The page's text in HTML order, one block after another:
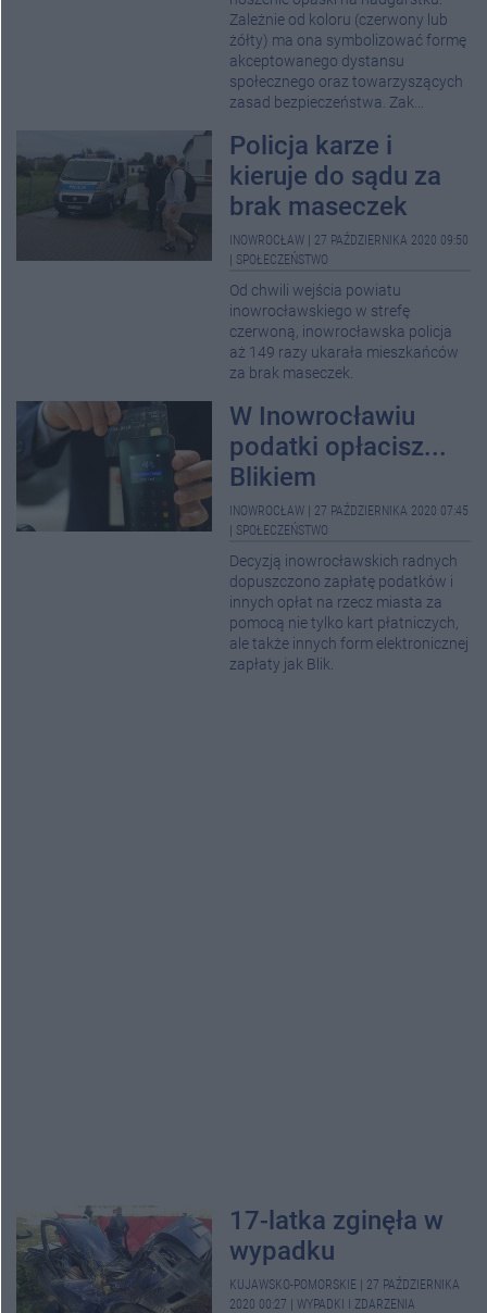
Zależnie od koloru (czerwony lub
żółty) ma ona symbolizować formę
akceptowanego dystansu
społecznego oraz towarzyszących
zasad bezpieczeństwa. Zak...
Policja karze i
kieruje do sądu za
brak maseczek
INOWROCŁAW
27 PAŹDZIERNIKA 2020 09:50
SPOŁECZEŃSTWO
Od chwili wejścia powiatu
inowrocławskiego w strefę
czerwoną, inowrocławska policja
aż 149 razy ukarała mieszkańców
za brak maseczek.
W Inowrocławiu
podatki opłacisz...
Blikiem
INOWROCŁAW
27 PAŹDZIERNIKA 2020 07:45
SPOŁECZEŃSTWO
Decyzją inowrocławskich radnych
dopuszczono zapłatę podatków i
innych opłat na rzecz miasta za
pomocą nie tylko kart płatniczych,
ale także innych form elektronicznej
zapłaty jak Blik.
17-latka zginęła w
wypadku
KUJAWSKO-POMORSKIE
27 PAŹDZIERNIKA
2020 00:27
WYPADKI I ZDARZENIA